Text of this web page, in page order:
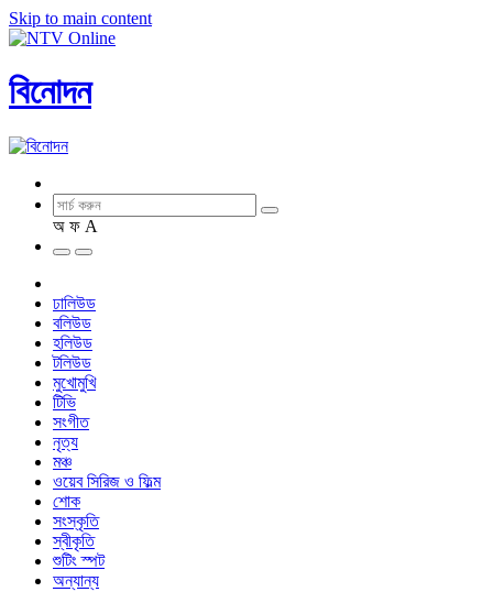
Skip to main content
বিনোদন
অ ফ A
ঢালিউড
বলিউড
হলিউড
টলিউড
মুখোমুখি
টিভি
সংগীত
নৃত্য
মঞ্চ
ওয়েব সিরিজ ও ফিল্ম
শোক
সংস্কৃতি
স্বীকৃতি
শুটিং স্পট
অন্যান্য